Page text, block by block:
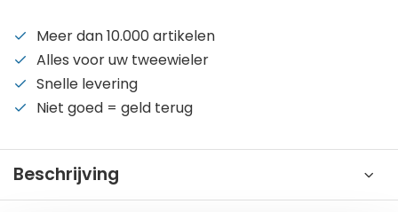
Meer dan 10.000 artikelen
Alles voor uw tweewieler
Snelle levering
Niet goed = geld terug
Beschrijving